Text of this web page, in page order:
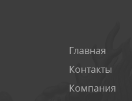
Главная
Контакты
Компания